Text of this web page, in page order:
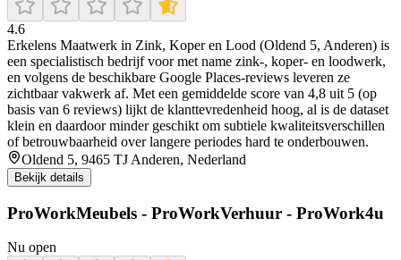
4.6
Erkelens Maatwerk in Zink, Koper en Lood (Oldend 5, Anderen) is
een specialistisch bedrijf voor met name zink-, koper- en loodwerk,
en volgens de beschikbare Google Places-reviews leveren ze
zichtbaar vakwerk af. Met een gemiddelde score van 4,8 uit 5 (op
basis van 6 reviews) lijkt de klanttevredenheid hoog, al is de dataset
klein en daardoor minder geschikt om subtiele kwaliteitsverschillen
of betrouwbaarheid over langere periodes hard te onderbouwen.
Oldend 5, 9465 TJ Anderen, Nederland
Bekijk details
ProWorkMeubels - ProWorkVerhuur - ProWork4u
Nu open